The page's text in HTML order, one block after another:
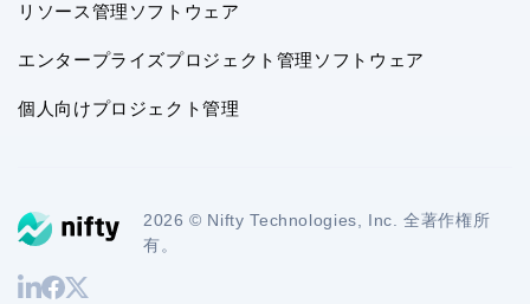
リソース管理ソフトウェア
エンタープライズプロジェクト管理ソフトウェア
個人向けプロジェクト管理
2026 © Nifty Technologies, Inc. 全著作権所
有。